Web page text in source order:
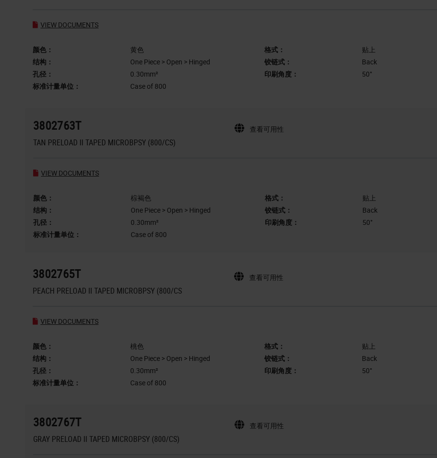
VIEW DOCUMENTS
颜色： 黄色 格式：
贴上
结构：
One Piece > Open > Hinged 铰链式：
Back
孔径：
0.30mm² 印刷角度：
50°
标准计量单位：
Case of 800
3802763T
TAN PRELOAD II TAPED MICROBPSY (800/CS)
查看可用性
VIEW DOCUMENTS
颜色： 棕褐色 格式：
贴上
结构：
One Piece > Open > Hinged 铰链式：
Back
孔径：
0.30mm² 印刷角度：
50°
标准计量单位：
Case of 800
3802765T
PEACH PRELOAD II TAPED MICROBPSY (800/CS
查看可用性
VIEW DOCUMENTS
颜色： 桃色 格式：
贴上
结构：
One Piece > Open > Hinged 铰链式：
Back
孔径：
0.30mm² 印刷角度：
50°
标准计量单位：
Case of 800
3802767T
GRAY PRELOAD II TAPED MICROBPSY (800/CS)
查看可用性